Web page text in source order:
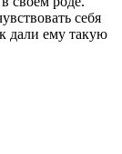
себя
дали ему такую